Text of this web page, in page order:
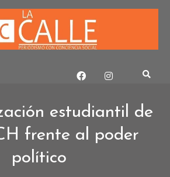
estudiantil de
frente al poder
político